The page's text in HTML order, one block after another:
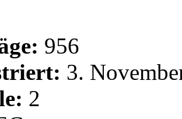
956
3.
2